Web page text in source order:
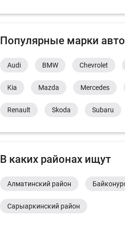
Популярные марки авто
Audi BMW Chevrolet
Kia Mazda Mercedes
Renault Skoda Subaru
В каких районах ищут
Алматинский район
Сарыаркинский район